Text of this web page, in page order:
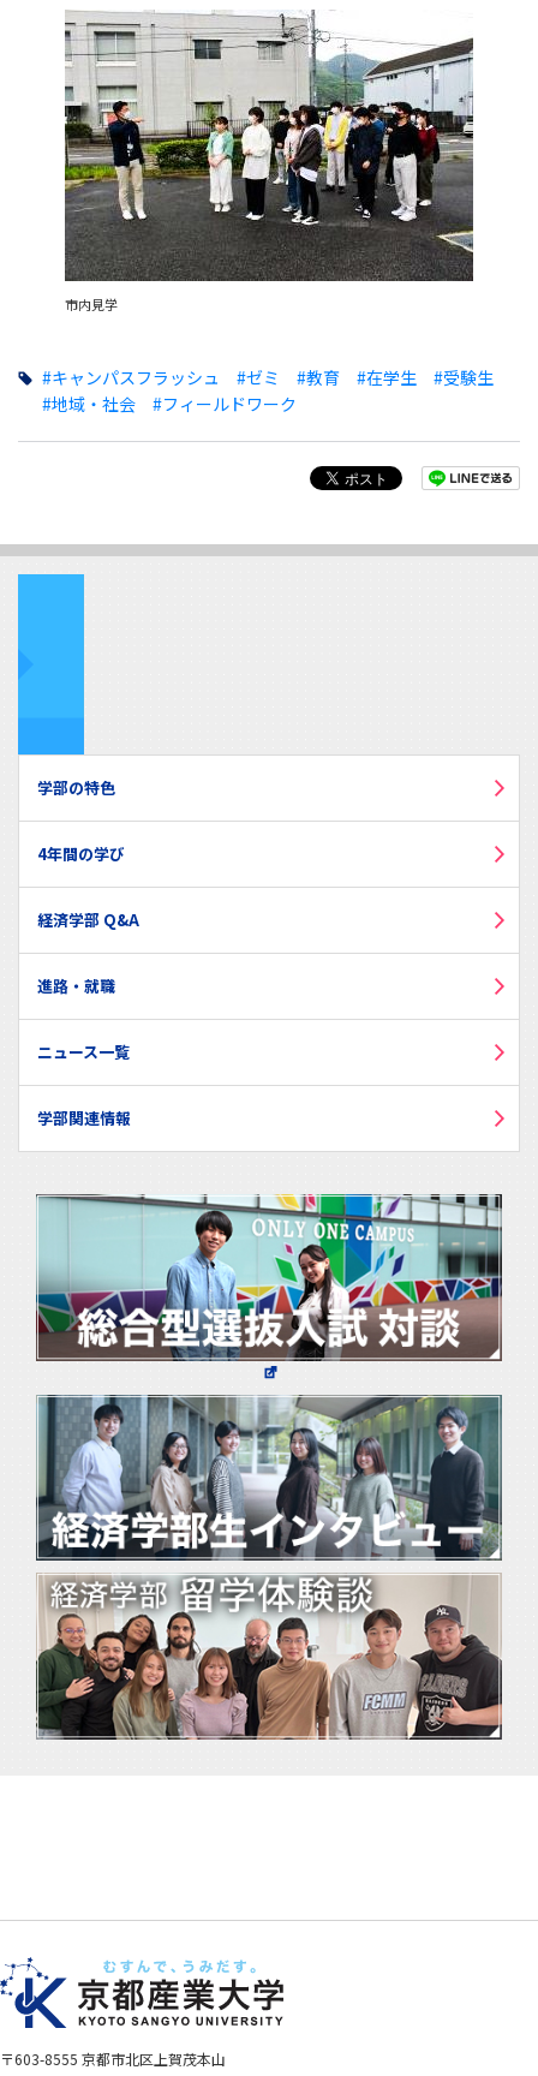
市内見学
#キャンパスフラッシュ #ゼミ #教育 #在学生
#受験生
#地域・社会
#フィールドワーク
学部の特色
4年間の学び
経済学部 Q&A
進路・就職
ニュース一覧
学部関連情報
〒603-8555 京都市北区上賀茂本山